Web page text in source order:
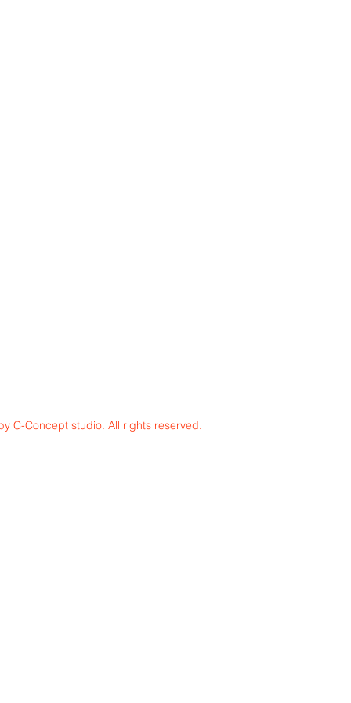
C-Concept studio. All rights reserved.